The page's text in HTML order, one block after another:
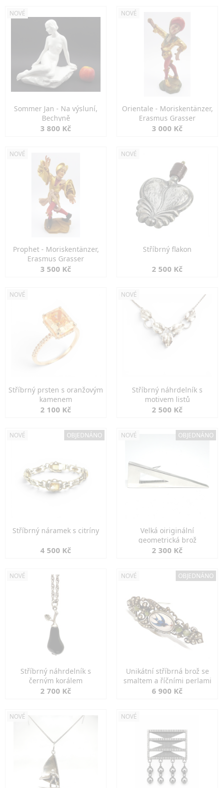
NOVÉ
Sommer Jan - Na výsluní,
Bechyně
3 800 Kč
NOVÉ
Orientale - Moriskentänzer,
Erasmus Grasser
3 000 Kč
NOVÉ
Prophet - Moriskentänzer,
Erasmus Grasser
3 500 Kč
NOVÉ
Stříbrný flakon
2 500 Kč
NOVÉ
Stříbrný prsten s oranžovým
kamenem
2 100 Kč
NOVÉ
Stříbrný náhrdelník s
motivem listů
2 500 Kč
NOVÉ OBJEDNÁNO
Stříbrný náramek s citríny
4 500 Kč
NOVÉ OBJEDNÁNO
Velká oiriginální
geometrická brož
2 300 Kč
NOVÉ
Stříbrný náhrdelník s
černým korálem
2 700 Kč
NOVÉ OBJEDNÁNO
Unikátní stříbrná brož se
smaltem a říčními perlami
6 900 Kč
NOVÉ NOVÉ